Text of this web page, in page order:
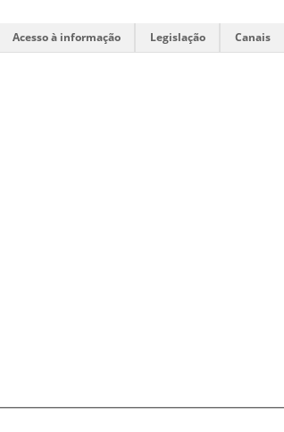
Acesso à informação Legislação Canais